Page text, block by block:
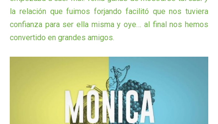
la relación que fuimos forjando facilitó que nos tuviera
confianza para ser ella misma y oye… al final nos hemos
convertido en grandes amigos.